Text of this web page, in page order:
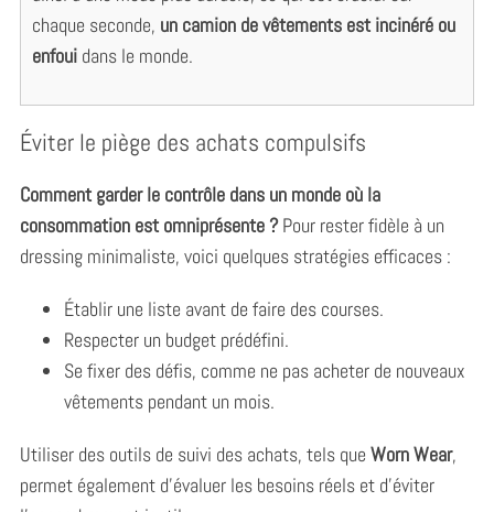
chaque seconde, un camion de vêtements est incinéré ou
enfouidans le monde.
Éviter le piège des achats compulsifs
Comment garder le contrôle dans un monde où la
consommation est omniprésente ?Pour rester fidèle à un
dressing minimaliste, voici quelques stratégies efficaces :
Établir une liste avant de faire des courses.
Respecter un budget prédéfini.
Se fixer des défis, comme ne pas acheter de nouveaux
vêtements pendant un mois.
Utiliser des outils de suivi des achats, tels que Worn Wear,
permet également d’évaluer les besoins réels et d’éviter